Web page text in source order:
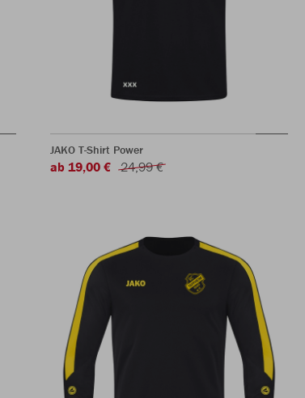
JAKO T-Shirt Power
ab 19,00 € 24,99 €